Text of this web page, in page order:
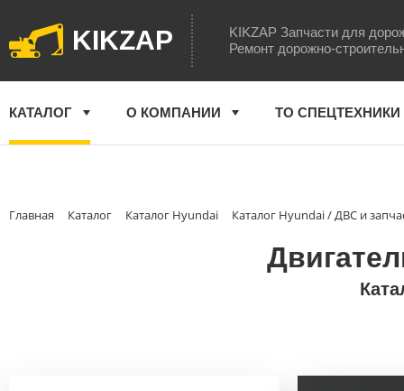
KIKZAP
KIKZAP Запчасти для
Ремонт дорожно-
КАТАЛОГ О КОМПАНИИ ТО СПЕЦТЕХНИКИ
Главная Каталог Каталог Hyundai Каталог Hyundai / ДВС и